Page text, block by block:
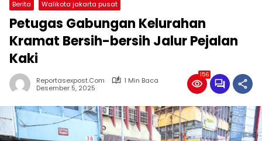
Berita Walikota jakarta pusat
Petugas Gabungan Kelurahan
Kramat Bersih-bersih Jalur Pejalan
Kaki
Reportasexpost.com
1 Min Baca
Desember 5, 2025
156